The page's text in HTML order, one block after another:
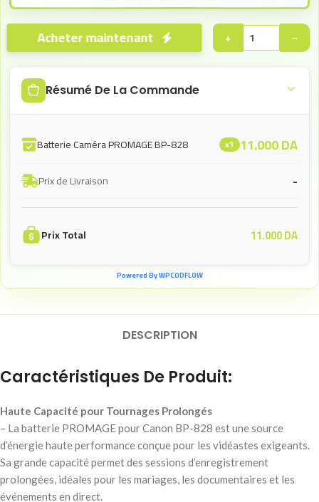
−
+
Résumé De La Commande
Batterie Caméra PROMAGE BP-828 x1 11.000DA
Prix de Livraison -
Prix Total 11.000DA
Powered By WPCODFLOW
DESCRIPTION
Caractéristiques De Produit:
Haute Capacité pour Tournages Prolongés
– La batterie PROMAGE pour Canon BP-828 est une source
d’énergie haute performance conçue pour les vidéastes exigeants.
Sa grande capacité permet des sessions d’enregistrement
prolongées, idéales pour les mariages, les documentaires et les
événements en direct.